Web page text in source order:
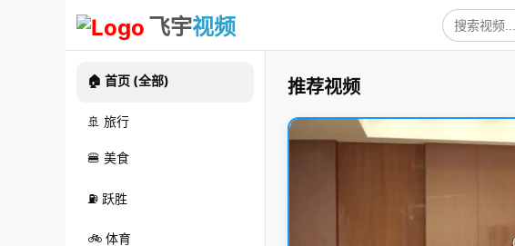
飞宇视频
🏠 首页 (全部)
🚢 旅行
🍔 美食
⛽ 跃胜
🚲 体育
推荐视频